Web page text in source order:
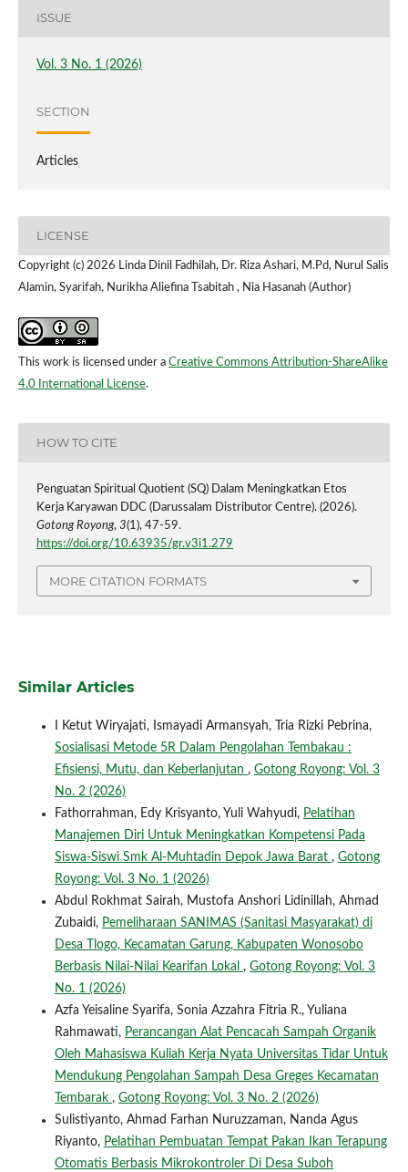
ISSUE
Vol. 3 No. 1 (2026)
SECTION
Articles
LICENSE
Copyright (c) 2026 Linda Dinil Fadhilah, Dr. Riza Ashari, M.Pd, Nurul Salis
Alamin, Syarifah, Nurikha Aliefina Tsabitah , Nia Hasanah (Author)
This work is licensed under a Creative Commons Attribution-ShareAlike
4.0 International License.
HOW TO CITE
Penguatan Spiritual Quotient (SQ) Dalam Meningkatkan Etos
Kerja Karyawan DDC (Darussalam Distributor Centre). (2026).
Gotong Royong, 3(1), 47-59.
https://doi.org/10.63935/gr.v3i1.279
MORE CITATION FORMATS
Similar Articles
I Ketut Wiryajati, Ismayadi Armansyah, Tria Rizki Pebrina,
Sosialisasi Metode 5R Dalam Pengolahan Tembakau :
Efisiensi, Mutu, dan Keberlanjutan , Gotong Royong: Vol. 3
No. 2 (2026)
Fathorrahman, Edy Krisyanto, Yuli Wahyudi, Pelatihan
Manajemen Diri Untuk Meningkatkan Kompetensi Pada
Siswa-Siswi Smk Al-Muhtadin Depok Jawa Barat , Gotong
Royong: Vol. 3 No. 1 (2026)
Abdul Rokhmat Sairah, Mustofa Anshori Lidinillah, Ahmad
Zubaidi, Pemeliharaan SANIMAS (Sanitasi Masyarakat) di
Desa Tlogo, Kecamatan Garung, Kabupaten Wonosobo
Berbasis Nilai-Nilai Kearifan Lokal , Gotong Royong: Vol. 3
No. 1 (2026)
Azfa Yeisaline Syarifa, Sonia Azzahra Fitria R., Yuliana
Rahmawati, Perancangan Alat Pencacah Sampah Organik
Oleh Mahasiswa Kuliah Kerja Nyata Universitas Tidar Untuk
Mendukung Pengolahan Sampah Desa Greges Kecamatan
Tembarak , Gotong Royong: Vol. 3 No. 2 (2026)
Sulistiyanto, Ahmad Farhan Nuruzzaman, Nanda Agus
Riyanto, Pelatihan Pembuatan Tempat Pakan Ikan Terapung
Otomatis Berbasis Mikrokontroler Di Desa Suboh